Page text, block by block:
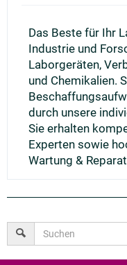
Das Beste für Ihr
Industrie und
Laborgeräten,
und Chemikalien.
durch unsere
Sie erhalten
Experten sowie
Wartung &